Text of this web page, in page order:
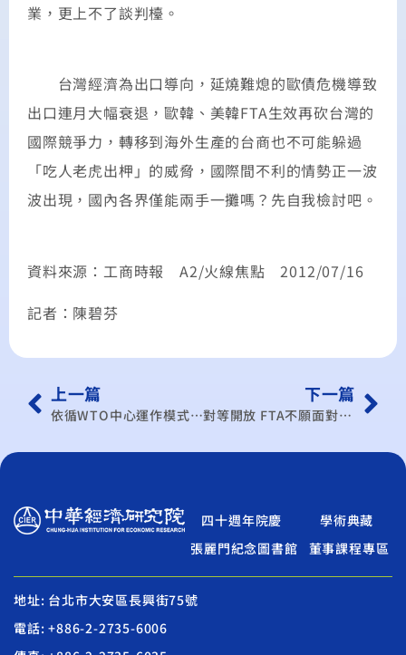
業，更上不了談判檯。
台灣經濟為出口導向，延燒難熄的歐債危機導致
出口連月大幅衰退，歐韓、美韓FTA生效再砍台灣的
國際競爭力，轉移到海外生產的台商也不可能躲過
「吃人老虎出柙」的威脅，國際間不利的情勢正一波
波出現，國內各界僅能兩手一攤嗎？先自我檢討吧。
資料來源：工商時報 A2/火線焦點 2012/07/16
記者：陳碧芬
上一篇
依循WTO中心運作模式 中經院成立FTA智庫
下一篇
對等開放 FTA不願面對的真相 一旦簽約，國內市場將被瓜分，食品加工、成衣等內需產業衝擊最大
四十週年院慶
學術典藏
張麗門紀念圖書館
董事課程專區
地址: 台北市大安區長興街75號
電話: +886-2-2735-6006